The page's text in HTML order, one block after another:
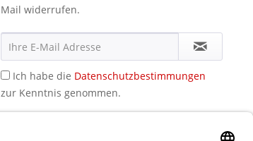
Mail widerrufen.
Ich habe die Datenschutzbestimmungen
zur Kenntnis genommen.